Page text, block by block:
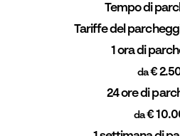
Tempo di
Tariffe del
1 ora di
da€
24 ore di
da€